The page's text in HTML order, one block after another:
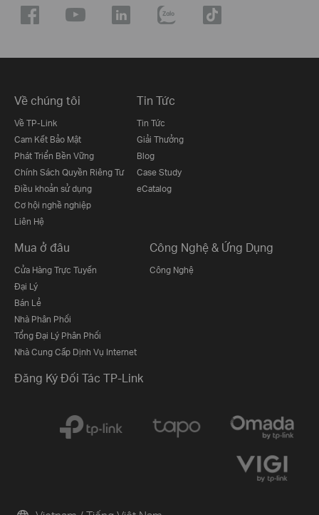
Về chúng tôi
Về TP-Link
Cam Kết Bảo Mật
Phát Triển Bền Vững
Chính Sách Quyền Riêng Tư
Điều khoản sử dụng
Cơ hội nghề nghiệp
Liên Hệ
Tin Tức
Tin Tức
Giải Thưởng
Blog
Case Study
eCatalog
Mua ở đâu
Cửa Hàng Trực Tuyến
Đại Lý
Bán Lẻ
Nhà Phân Phối
Tổng Đại Lý Phân Phối
Nhà Cung Cấp Dịnh Vụ Internet
Công Nghệ & Ứng Dụng
Công Nghệ
Đăng Ký Đối Tác TP-Link